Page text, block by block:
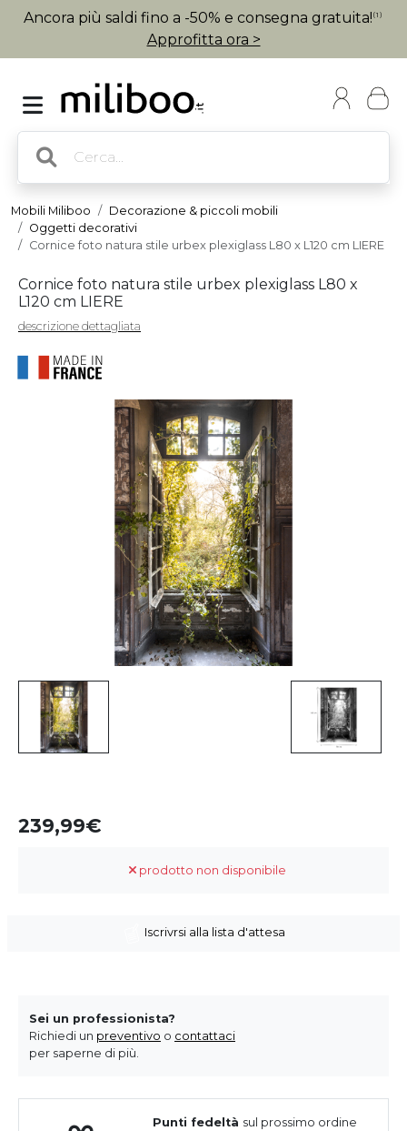
Ancora più saldi fino a -50% e consegna gratuita! (1)
Approfitta ora >
Mobili Miliboo
Decorazione & piccoli mobili
Oggetti decorativi
Cornice foto natura stile urbex plexiglass L80 x L120 cm LIERE
Cornice foto natura stile urbex plexiglass L80 x
L120 cm LIERE
descrizione dettagliata
239,99
prodotto non disponibile
Iscrivrsi alla lista d'attesa
Sei un professionista?
Richiedi un preventivo o contattaci
per saperne di più.
Punti fedeltà sul prossimo ordine